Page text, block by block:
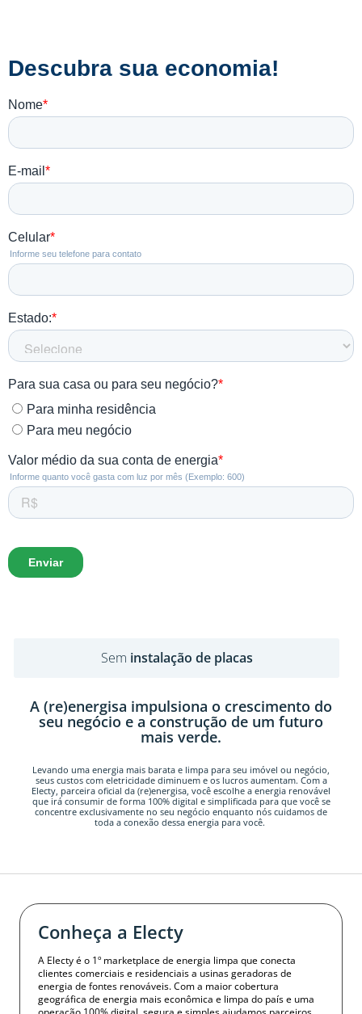
Semcustos
A (re)energisa impulsiona o crescimento do
seu negócio e a construção de um futuro
mais verde.
Levando uma energia mais barata e limpa para seu imóvel ou negócio,
seus custos com eletricidade diminuem e os lucros aumentam. Com a
Electy, parceira oficial da (re)energisa, você escolhe a energia renovável
que irá consumir de forma 100% digital e simplificada para que você se
concentre exclusivamente no seu negócio enquanto nós cuidamos de
toda a conexão dessa energia para você.
Conheça a Electy
A Electy é o 1º marketplace de energia limpa que conecta
clientes comerciais e residenciais a usinas geradoras de
energia de fontes renováveis. Com a maior cobertura
geográfica de energia mais econômica e limpa do país e uma